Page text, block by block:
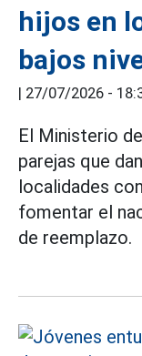
hijos en
bajos
| 27/07/2026 -
El Ministerio
parejas que
localidades
fomentar el
de reemplazo.